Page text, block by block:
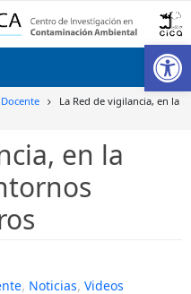
La Red de vigilancia, en la
en la
, Noticias,Videos